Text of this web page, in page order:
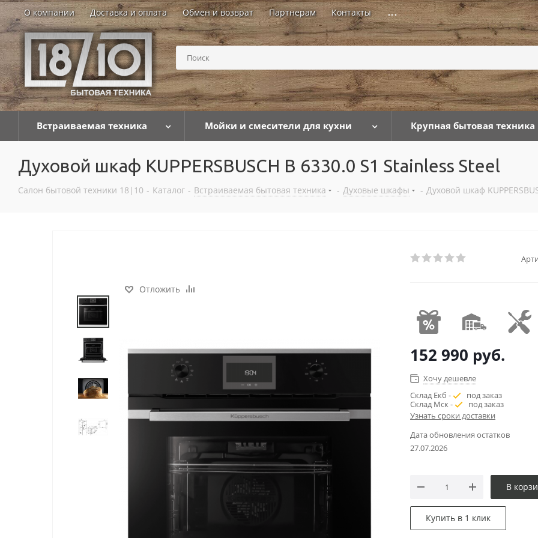
О компании Доставка и оплата Обмен и возврат Партнерам Контакты ...
Встраиваемая техника Мойки и смесители для кухни Крупная бытовая техника
Духовой шкаф KUPPERSBUSCH B 6330.0 S1 Stainless Steel
Салон бытовой техники 18|10 - Каталог - Встраиваемая бытовая техника - Духовые шкафы - Духовой шкаф
Отложить
152 990 руб.
Хочу дешевле
Склад Екб -
под заказ
Склад Мск -
под заказ
Узнать сроки доставки
Дата обновления остатков
27.07.2026
В
Купить в 1 клик